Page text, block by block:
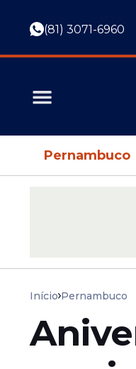
(81) 3071-6960
Pernambuco
Início Pernambuco